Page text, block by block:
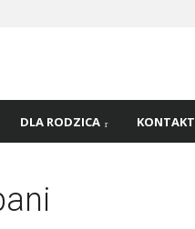
DLA RODZICA KONTAKT